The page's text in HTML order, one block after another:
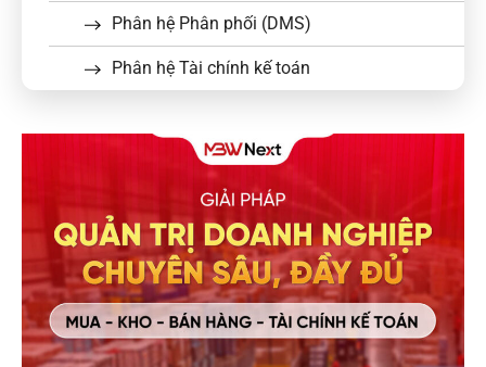
Phân hệ Phân phối (DMS)
Phân hệ Tài chính kế toán